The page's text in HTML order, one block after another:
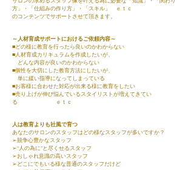
方」・「仕組みの作り方」・「スキル」 ｅｔｃ
のコンテンツでサポートさせて頂きます。
～人材育成サポート​におけるご依頼内容～
■どの様に教育を行ったら良いのかわからない
■人材育成カリキュラムを作成したいが、
どんな内容が良いのかわからない
■個性を大切にした教育方法にしたいが、
単に緩い指導になってしまっている
■お客様に合わせた対応が出来る様に教育をしたい
■売り上げが伸び悩んでいるスタイリストが増えてきてい
る ｅｔｃ
人は教育よりも社風で育つ
あなたのサロンのスタッフはどの様なスタッフが多いですか？
➢競争心豊かなスタッフ
➢“人の為に”と尽くせるスタッフ
➢おしゃれ意識の高いスタッフ
➢どこにでもいる様な普通のスタッフだけど